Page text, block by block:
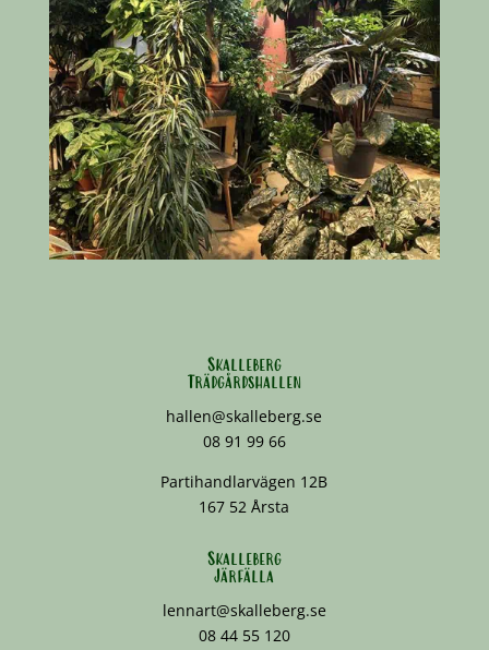
Skalleberg
Trädgårdshallen
hallen@skalleberg.se
08 91 99 66
Partihandlarvägen 12B
167 52 Årsta
Skalleberg
Järfälla
lennart@skalleberg.se
08 44 55 120